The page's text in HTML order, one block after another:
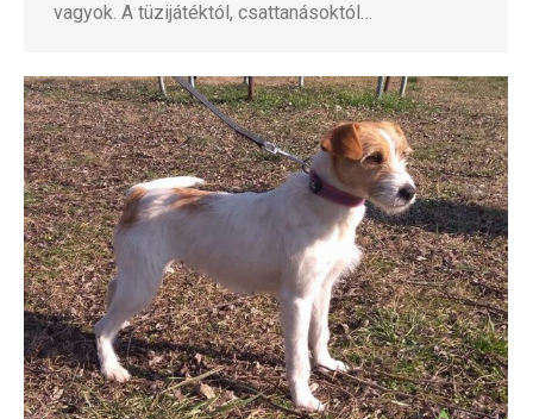
vagyok. A tüzijátéktól, csattanásoktól…